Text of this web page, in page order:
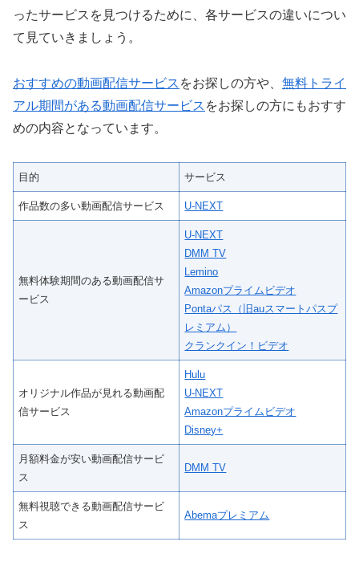
ったサービスを見つけるために、各サービスの違いについ
て見ていきましょう。
おすすめの動画配信サービス をお探しの方や、 無料トライ
アル期間がある動画配信サービス をお探しの方にもおすす
めの内容となっています。
目的 サービス
作品数の多い動画配信サービス U-NEXT
無料体験期間のある動画配信サ
ービス
U-NEXT
DMM TV
Lemino
Amazonプライムビデオ
Pontaパス（旧auスマートパスプ
レミアム）
クランクイン！ビデオ
オリジナル作品が見れる動画配
信サービス
Hulu
U-NEXT
Amazonプライムビデオ
Disney+
月額料金が安い動画配信サービ
ス
DMM TV
無料視聴できる動画配信サービ
ス
Abemaプレミアム